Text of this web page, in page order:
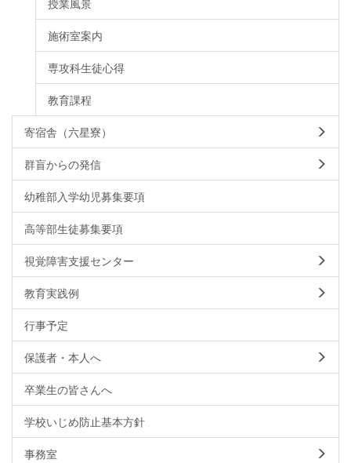
授業風景
施術室案内
専攻科生徒心得
教育課程
寄宿舎（六星寮）
群盲からの発信
幼稚部入学幼児募集要項
高等部生徒募集要項
視覚障害支援センター
教育実践例
行事予定
保護者・本人へ
卒業生の皆さんへ
学校いじめ防止基本方針
事務室